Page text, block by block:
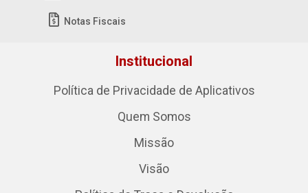
Notas Fiscais
Institucional
Política de Privacidade de Aplicativos
Quem Somos
Missão
Visão